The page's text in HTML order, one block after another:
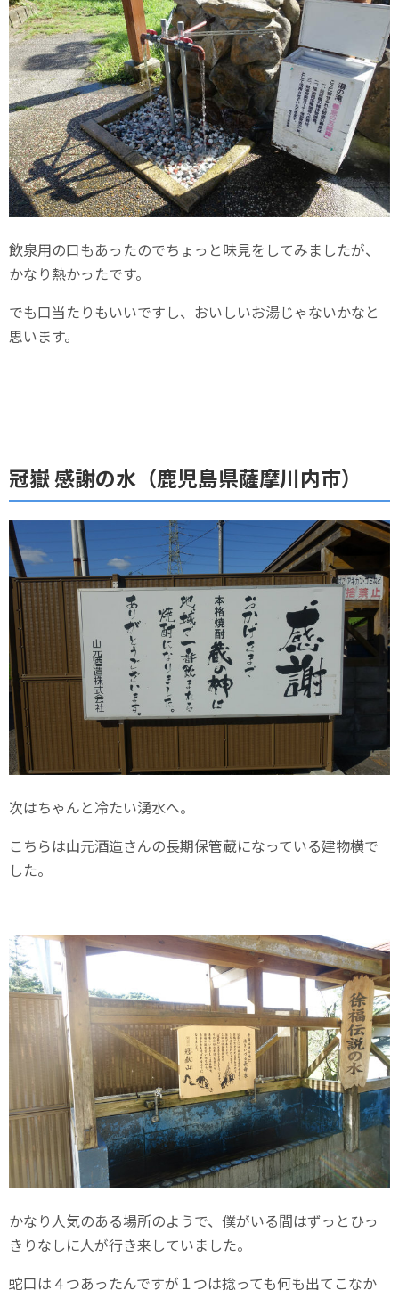
飲泉用の口もあったのでちょっと味見をしてみましたが、
かなり熱かったです。
でも口当たりもいいですし、おいしいお湯じゃないかなと
思います。
冠嶽 感謝の水（鹿児島県薩摩川内市）
次はちゃんと冷たい湧水へ。
こちらは山元酒造さんの長期保管蔵になっている建物横で
した。
かなり人気のある場所のようで、僕がいる間はずっとひっ
きりなしに人が行き来していました。
蛇口は４つあったんですが１つは捻っても何も出てこなか